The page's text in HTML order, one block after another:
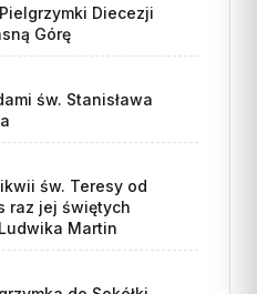
Diecezji
Górę
św. Stanisława
św. Teresy od
raz jej świętych
Martin